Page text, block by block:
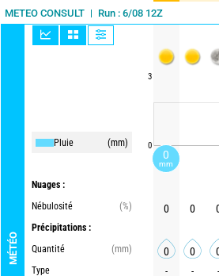
METEO CONSULT Run : 6/08 12Z
MÉTÉO
Pluie (mm)
Nuages :
Nébulosité
(%)
Précipitations :
Quantité
(mm)
Type
3
0
0 0
0 0
- - -
0
mm